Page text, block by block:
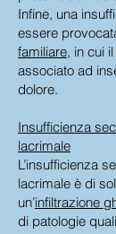
Infine, una
essere
familiare, in cui
associato ad
dolore.
Insufficienza
lacrimale
L’insufficienza
lacrimale è di
un’infiltrazione
di patologie